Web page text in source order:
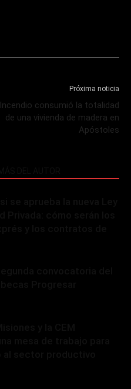
Próxima noticia
Incendio consumió la totalidad
de una vivienda de madera en
Apóstoles